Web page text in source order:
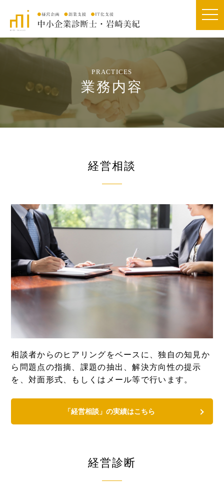
PRACTICES
業務内容
経営相談
相談者からのヒアリングをベースに、独自の知見か
ら問題点の指摘、課題の抽出、解決方向性の提示
を、対面形式、もしくはメール等で行います。
「経営相談」の実績はこちら
経営診断